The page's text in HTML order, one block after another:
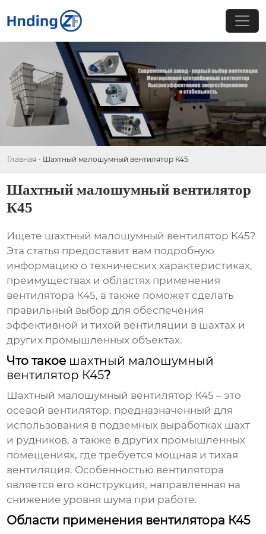
Главная - Шахтный малошумный вентилятор К45
Шахтный малошумный вентилятор
К45
Ищете шахтный малошумный вентилятор К45?
Эта статья предоставит вам подробную
информацию о технических характеристиках,
преимуществах и областях применения
вентилятора К45, а также поможет сделать
правильный выбор для обеспечения
эффективной и тихой вентиляции в шахтах и
других промышленных объектах.
Что такое шахтный малошумный
вентилятор К45?
Шахтный малошумный вентилятор К45 – это
осевой вентилятор, предназначенный для
использования в подземных выработках шахт
и рудников, а также в других промышленных
помещениях, где требуется мощная и тихая
вентиляция. Особенностью вентилятора
является его конструкция, направленная на
снижение уровня шума при работе.
Области применения вентилятора К45